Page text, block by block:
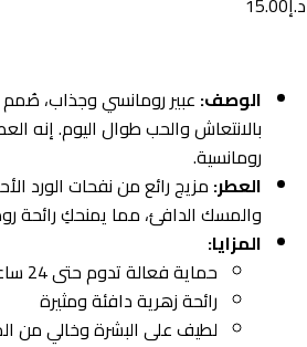
الوصف: عبير رومانسي وجذاب، صُمم
بالانتعاش والحب طوال اليوم. إنه
رومانسية.
العطر: مزيج رائع من نفحات الورد
والمسك الدافئ، مما يمنحكِ رائحة
المزايا:
حماية فعالة تدوم حتى 24 ساعة
رائحة زهرية دافئة ومثيرة
لطيف على البشرة وخالي من